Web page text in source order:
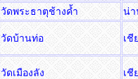
วัดพระธาตุช้างค้ำ น่
วัดบ้านท่อ เชี
วัดเมืองลัง เชี